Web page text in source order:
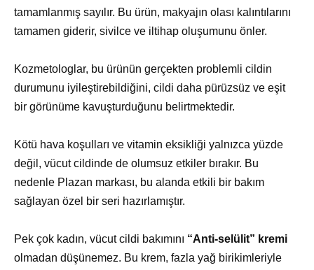
tamamlanmış sayılır. Bu ürün, makyajın olası kalıntılarını
tamamen giderir, sivilce ve iltihap oluşumunu önler.
Kozmetologlar, bu ürünün gerçekten problemli cildin
durumunu iyileştirebildiğini, cildi daha pürüzsüz ve eşit
bir görünüme kavuşturduğunu belirtmektedir.
Kötü hava koşulları ve vitamin eksikliği yalnızca yüzde
değil, vücut cildinde de olumsuz etkiler bırakır. Bu
nedenle Plazan markası, bu alanda etkili bir bakım
sağlayan özel bir seri hazırlamıştır.
Pek çok kadın, vücut cildi bakımını “Anti-selülit” kremi
olmadan düşünemez. Bu krem, fazla yağ birikimleriyle